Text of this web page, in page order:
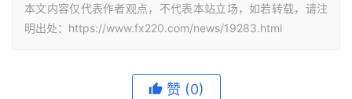
本文内容仅代表作者观点，不代表本站立场，如若转载，请注
明出处：https://www.fx220.com/news/19283.html
赞 (0)